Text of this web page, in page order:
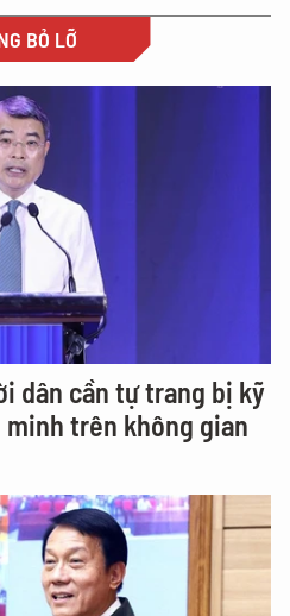
BỎ LỠ
dân cần tự trang bị kỹ
minh trên không gian